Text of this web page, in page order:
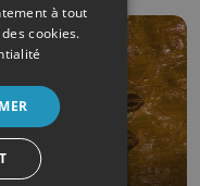
à tout
cookies.